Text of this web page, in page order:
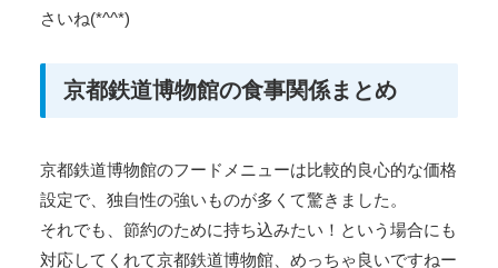
さいね(*^^*)
京都鉄道博物館の食事関係まとめ
京都鉄道博物館のフードメニューは比較的良心的な価格
設定で、独自性の強いものが多くて驚きました。
それでも、節約のために持ち込みたい！という場合にも
対応してくれて京都鉄道博物館、めっちゃ良いですねー